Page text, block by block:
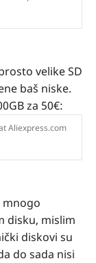
velike SD
baš niske.
za 50€:
Aliexpress.com
mnogo
disku, mislim
diskovi su
do sada nisi